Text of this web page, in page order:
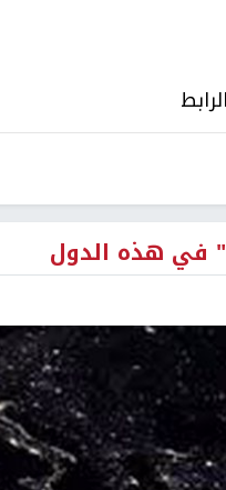
في هذه الدول